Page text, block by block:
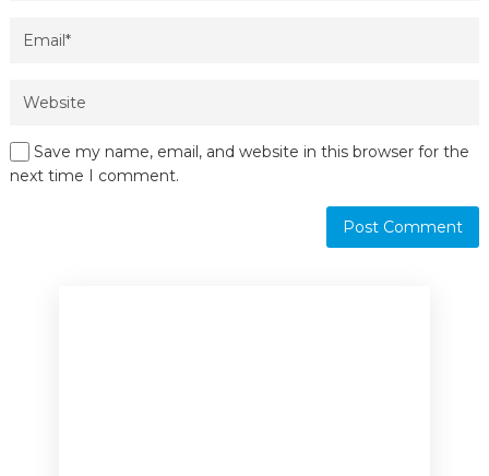
Save my name, email, and website in this browser for the
next time I comment.